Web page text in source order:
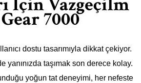
7000
dostu tasarımıyla dikkat çekiyor.
yanınızda taşımak son derece kolay.
yoğun tat deneyimi, her nefeste